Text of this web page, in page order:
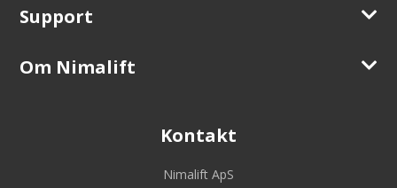
Support
Om Nimalift
Kontakt
Nimalift ApS